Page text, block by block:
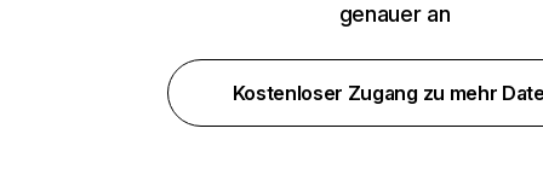
genauer an
Kostenloser Zugang zu mehr